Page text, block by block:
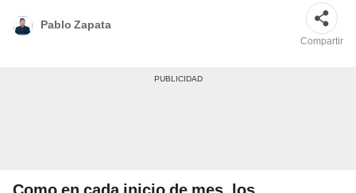
Pablo Zapata
Compartir